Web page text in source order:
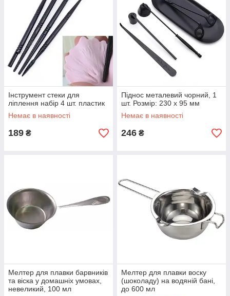
Інструмент стеки для
ліплення набір 4 шт. пластик
Немає в наявності
189 ₴
Піднос металевий чорний, 1
шт. Розмір: 230 х 95 мм
Немає в наявності
246 ₴
Мелтер для плавки барвників
та віска у домашніх умовах,
невеликий, 100 мл
Мелтер для плавки воску
(шоколаду) на водяній бані,
до 600 мл